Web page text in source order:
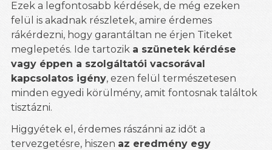
Ezek a legfontosabb kérdések, de még ezeken
felül is akadnak részletek, amire érdemes
rákérdezni, hogy garantáltan ne érjen Titeket
meglepetés. Ide tartozik a szünetek kérdése
vagy éppen a szolgáltatói vacsorával
kapcsolatos igény, ezen felül természetesen
minden egyedi körülmény, amit fontosnak találtok
tisztázni.
Higgyétek el, érdemes rászánni az időt a
tervezgetésre, hiszen az eredmény egy